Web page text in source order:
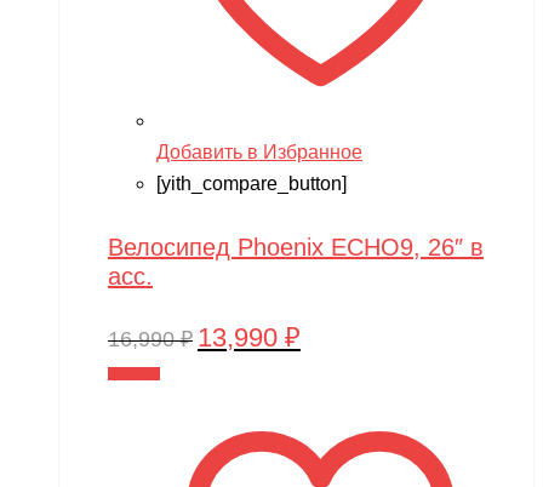
Добавить в Избранное
[yith_compare_button]
Велосипед Phoenix ECHO9, 26″ в
асс.
16,990₽ Первоначальная
16,990 ₽.
13,990 ₽